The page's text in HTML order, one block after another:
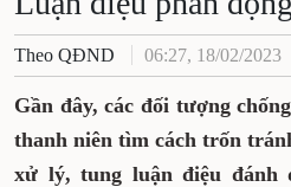
Theo QĐND 06:27, 18/02/2023
Gần đây, các đối tượng
thanh niên tìm cách trốn
xử lý, tung luận điệu đánh